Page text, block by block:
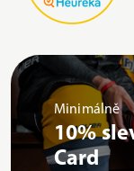
Minimálně
10%
Card